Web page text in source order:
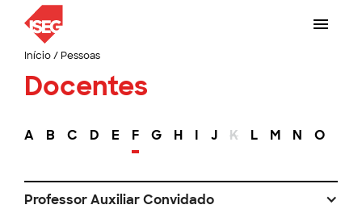
Início/ Pessoas
Docentes
A B C D E F G H I J K L M N O
Professor Auxiliar Convidado